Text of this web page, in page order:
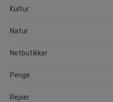
Kultur
Natur
Netbutikker
Penge
Rejser